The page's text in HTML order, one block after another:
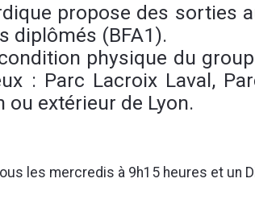
propose des sorties
diplômés (BFA1).
physique du
: Parc Lacroix Laval,
extérieur de Lyon.
les mercredis à 9h15 heures et un